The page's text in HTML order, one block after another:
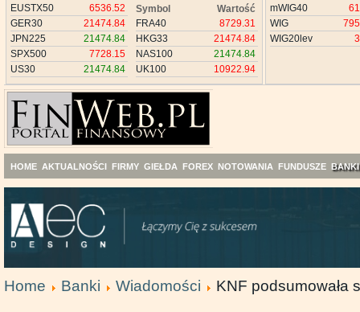
EUSTX50
6536.52
GER30
21474.84
JPN225
21474.84
SPX500
7728.15
US30
21474.84
Symbol
Wartość
FRA40
8729.31
HKG33
21474.84
NAS100
21474.84
UK100
10922.94
mWIG40
WIG
WIG20lev
HOME AKTUALNOŚCI FIRMY GIEŁDA FOREX NOTOWANIA FUNDUSZE BANKI
Home Banki Wiadomości KNF podsumowała